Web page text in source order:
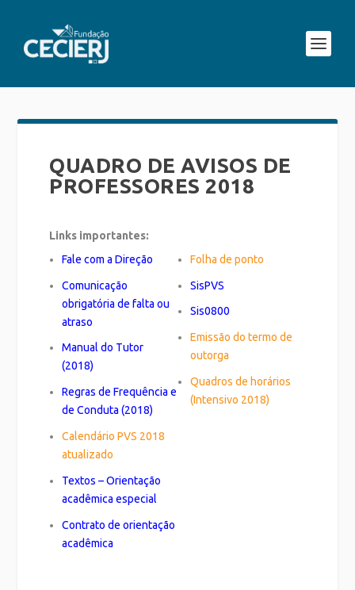
QUADRO DE AVISOS DE
PROFESSORES 2018
Links importantes:
Fale com a Direção
Comunicação
obrigatória de falta ou
atraso
Manual do Tutor
(2018)
Regras de Frequência e
de Conduta (2018)
Calendário PVS 2018
atualizado
Textos – Orientação
acadêmica especial
Contrato de orientação
acadêmica
Folha de ponto
SisPVS
Sis0800
Emissão do termo de
outorga
Quadros de horários
(Intensivo 2018)